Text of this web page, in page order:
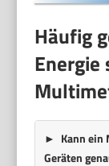
Häufig
Kann ein
Geräten